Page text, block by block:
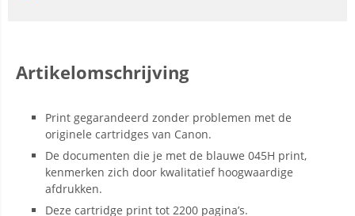
Artikelomschrijving
Print gegarandeerd zonder problemen met de
originele cartridges van Canon.
De documenten die je met de blauwe 045H print,
kenmerken zich door kwalitatief hoogwaardige
afdrukken.
Deze cartridge print tot 2200 pagina’s.